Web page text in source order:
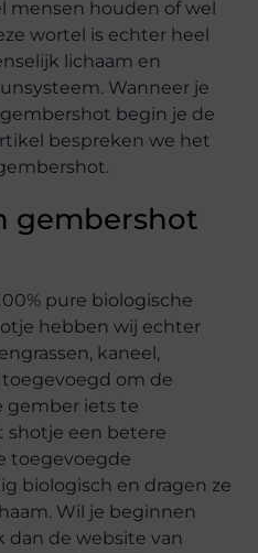
mensen houden of wel
wortel is echter heel
lichaam en
Wanneer je
begin je de
bespreken we het
gembershot
pure biologische
hebben wij echter
kaneel,
om de
gember iets te
shotje een betere
toegevoegde
biologisch en dragen ze
Wil je beginnen
dan de website van